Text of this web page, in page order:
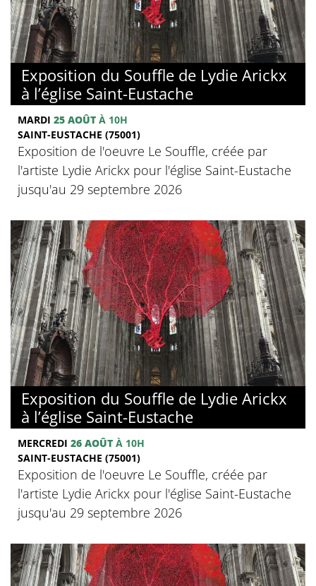
Exposition du Souffle de Lydie Arickx
à l’église Saint-Eustache
MARDI 25 AOÛT À 10H
SAINT-EUSTACHE (75001)
Exposition de l'oeuvre Le Souffle, créée par
l'artiste Lydie Arickx pour l'église Saint-Eustache
jusqu'au 29 septembre 2026
Exposition du Souffle de Lydie Arickx
à l’église Saint-Eustache
MERCREDI 26 AOÛT À 10H
SAINT-EUSTACHE (75001)
Exposition de l'oeuvre Le Souffle, créée par
l'artiste Lydie Arickx pour l'église Saint-Eustache
jusqu'au 29 septembre 2026